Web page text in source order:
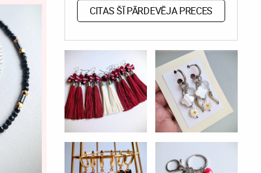
CITAS ŠĪ PĀRDEVĒJA PRECES